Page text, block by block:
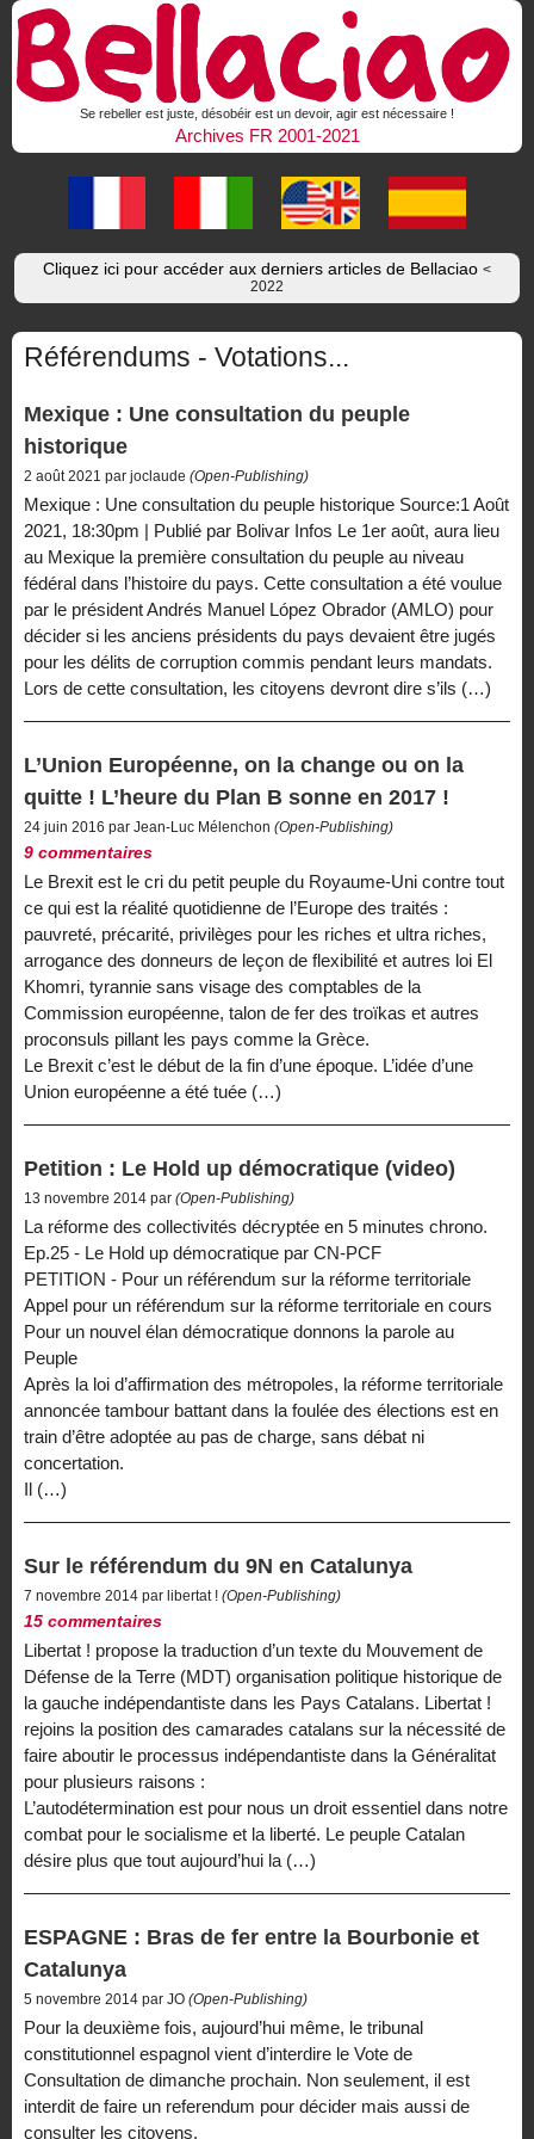
Se rebeller est juste, désobéir est un devoir, agir est nécessaire !
Archives FR 2001-2021
Cliquez ici pour accéder aux derniers articles de Bellaciao <
2022
Référendums - Votations...
Mexique : Une consultation du peuple
historique
2 août 2021 par joclaude (Open-Publishing)
Mexique : Une consultation du peuple historique Source:1 Août
2021, 18:30pm | Publié par Bolivar Infos Le 1er août, aura lieu
au Mexique la première consultation du peuple au niveau
fédéral dans l’histoire du pays. Cette consultation a été voulue
par le président Andrés Manuel López Obrador (AMLO) pour
décider si les anciens présidents du pays devaient être jugés
pour les délits de corruption commis pendant leurs mandats.
Lors de cette consultation, les citoyens devront dire s’ils (…)
L’Union Européenne, on la change ou on la
quitte ! L’heure du Plan B sonne en 2017 !
24 juin 2016 par Jean-Luc Mélenchon (Open-Publishing)
9 commentaires
Le Brexit est le cri du petit peuple du Royaume-Uni contre tout
ce qui est la réalité quotidienne de l’Europe des traités :
pauvreté, précarité, privilèges pour les riches et ultra riches,
arrogance des donneurs de leçon de flexibilité et autres loi El
Khomri, tyrannie sans visage des comptables de la
Commission européenne, talon de fer des troïkas et autres
proconsuls pillant les pays comme la Grèce.
Le Brexit c’est le début de la fin d’une époque. L’idée d’une
Union européenne a été tuée (…)
Petition : Le Hold up démocratique (video)
13 novembre 2014 par (Open-Publishing)
La réforme des collectivités décryptée en 5 minutes chrono.
Ep.25 - Le Hold up démocratique par CN-PCF
PETITION - Pour un référendum sur la réforme territoriale
Appel pour un référendum sur la réforme territoriale en cours
Pour un nouvel élan démocratique donnons la parole au
Peuple
Après la loi d’affirmation des métropoles, la réforme territoriale
annoncée tambour battant dans la foulée des élections est en
train d’être adoptée au pas de charge, sans débat ni
concertation.
Il (…)
Sur le référendum du 9N en Catalunya
7 novembre 2014 par libertat ! (Open-Publishing)
15 commentaires
Libertat ! propose la traduction d’un texte du Mouvement de
Défense de la Terre (MDT) organisation politique historique de
la gauche indépendantiste dans les Pays Catalans. Libertat !
rejoins la position des camarades catalans sur la nécessité de
faire aboutir le processus indépendantiste dans la Généralitat
pour plusieurs raisons :
L’autodétermination est pour nous un droit essentiel dans notre
combat pour le socialisme et la liberté. Le peuple Catalan
désire plus que tout aujourd’hui la (…)
ESPAGNE : Bras de fer entre la Bourbonie et
Catalunya
5 novembre 2014 par JO (Open-Publishing)
Pour la deuxième fois, aujourd’hui même, le tribunal
constitutionnel espagnol vient d’interdire le Vote de
Consultation de dimanche prochain. Non seulement, il est
interdit de faire un referendum pour décider mais aussi de
consulter les citoyens.